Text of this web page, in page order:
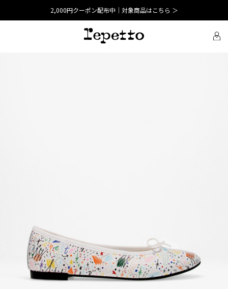
2,000円クーポン配布中｜対象商品はこちら ＞